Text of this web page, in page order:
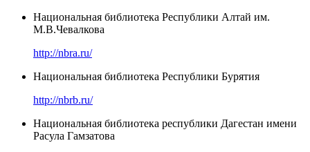
Национальная библиотека Республики Алтай им.
М.В.Чевалкова
http://nbra.ru/
Национальная библиотека Республики Бурятия
http://nbrb.ru/
Национальная библиотека республики Дагестан имени
Расула Гамзатова